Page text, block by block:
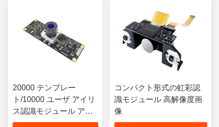
20000 テンプレー
ト/10000 ユーザ アイリ
ス認識モジュール アイ
リス認識モジュール
コンパクト形式の虹彩認
識モジュール 高解像度画
像